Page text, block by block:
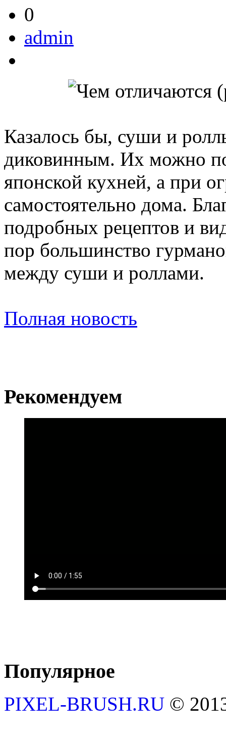
0
admin
Казалось бы, суши и
диковинным. Их можно
японской кухней, а при
самостоятельно дома.
подробных рецептов и
пор большинство
между суши и роллами.
Полная новость
Рекомендуем
Популярное
PIXEL-BRUSH.RU ©